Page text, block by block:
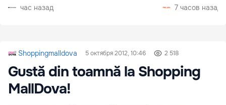
час назад
7 часов назад
Shoppingmalldova 5 октября 2012, 10:46 2 518
Gustă din toamnă la Shopping
MallDova!